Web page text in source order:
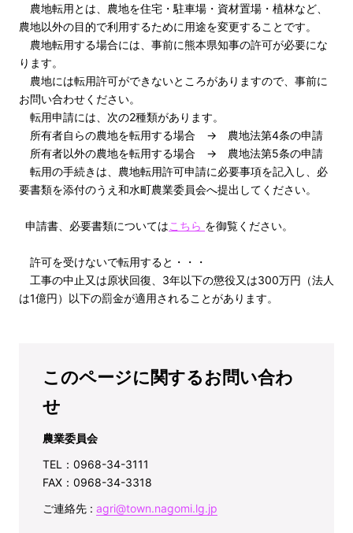
農地転用とは、農地を住宅・駐車場・資材置場・植林など、
農地以外の目的で利用するために用途を変更することです。
農地転用する場合には、事前に熊本県知事の許可が必要にな
ります。
農地には転用許可ができないところがありますので、事前に
お問い合わせください。
転用申請には、次の2種類があります。
所有者自らの農地を転用する場合 → 農地法第4条の申請
所有者以外の農地を転用する場合 → 農地法第5条の申請
転用の手続きは、農地転用許可申請に必要事項を記入し、必
要書類を添付のうえ和水町農業委員会へ提出してください。
申請書、必要書類についてはこちら を御覧ください。
許可を受けないで転用すると・・・
工事の中止又は原状回復、3年以下の懲役又は300万円（法人
は1億円）以下の罰金が適用されることがあります。
このページに関するお問い合わ
せ
農業委員会
TEL：0968-34-3111
FAX：0968-34-3318
ご連絡先 : agri@town.nagomi.lg.jp